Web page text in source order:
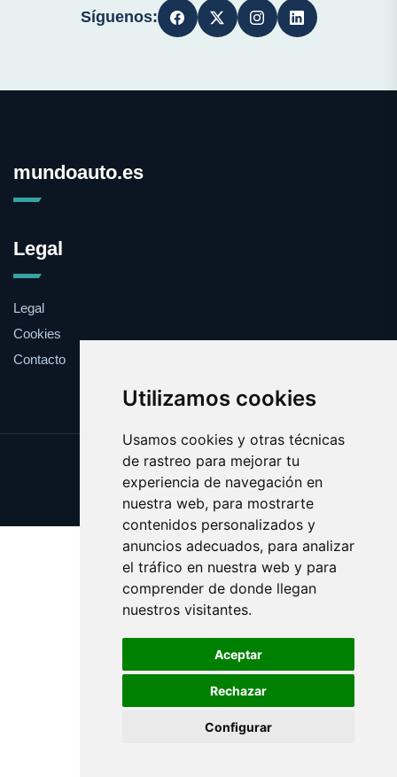
Utilizamos cookies
Usamos cookies y otras técnicas
de rastreo para mejorar tu
experiencia de navegación en
nuestra web, para mostrarte
contenidos personalizados y
anuncios adecuados, para analizar
el tráfico en nuestra web y para
comprender de donde llegan
nuestros visitantes.
Aceptar
Rechazar
Configurar
Síguenos:
mundoauto.es
Legal
Legal
Cookies
Contacto
Update cookies preferences
Copyright © 2025 mundoauto.es